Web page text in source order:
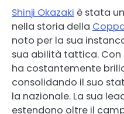
Shinji Okazaki è stata
nella storia della
noto per la sua
sua abilità tattica. Con
ha costantemente
consolidando il suo
la nazionale. La sua
estendono oltre il